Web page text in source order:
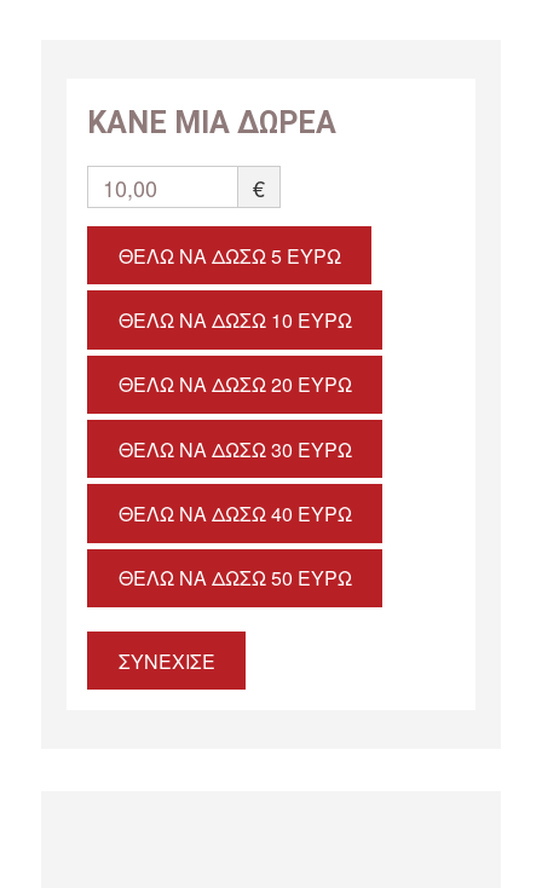
ΚΑΝΕ ΜΙΑ ΔΩΡΕΑ
10,00 €
ΘΈΛΩ ΝΑ ΔΏΣΩ 5 ΕΥΡΏ
ΘΈΛΩ ΝΑ ΔΏΣΩ 10 ΕΥΡΏ
ΘΈΛΩ ΝΑ ΔΏΣΩ 20 ΕΥΡΏ
ΘΈΛΩ ΝΑ ΔΏΣΩ 30 ΕΥΡΏ
ΘΈΛΩ ΝΑ ΔΏΣΩ 40 ΕΥΡΏ
ΘΈΛΩ ΝΑ ΔΏΣΩ 50 ΕΥΡΏ
ΣΥΝΕΧΙΣΕ